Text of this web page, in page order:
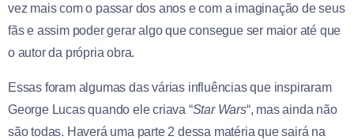
vez mais com o passar dos anos e com a imaginação de seus
fãs e assim poder gerar algo que consegue ser maior até que
o autor da própria obra.
Essas foram algumas das várias influências que inspiraram
George Lucas quando ele criava “Star Wars“, mas ainda não
são todas. Haverá uma parte 2 dessa matéria que sairá na